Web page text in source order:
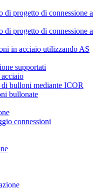
di progetto di connessione a
di progetto di connessione a
in acciaio utilizzando AS
supportati
bulloni mediante ICOR
bullonate
connessioni